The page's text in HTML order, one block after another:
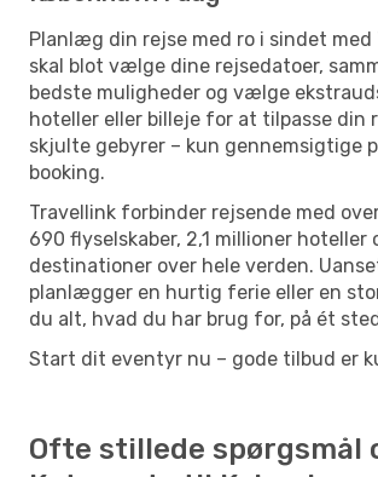
Planlæg din rejse med ro i sindet med
skal blot vælge dine rejsedatoer,
bedste muligheder og vælge
hoteller eller billeje for at tilpasse din
skjulte gebyrer – kun gennemsigtige
booking.
Travellink forbinder rejsende med
690 flyselskaber, 2,1 millioner
destinationer over hele verden.
planlægger en hurtig ferie eller en
du alt, hvad du har brug for, på ét
Start dit eventyr nu – gode tilbud er
Ofte stillede spørgsmål